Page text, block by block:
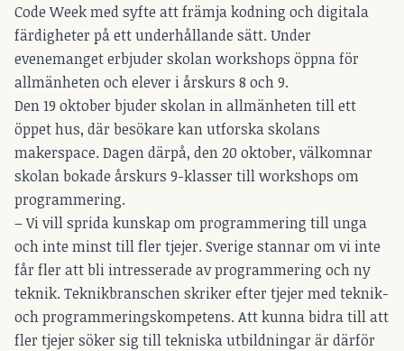
Code Week med syfte att främja kodning och digitala
färdigheter på ett underhållande sätt. Under
evenemanget erbjuder skolan workshops öppna för
allmänheten och elever i årskurs 8 och 9.
Den 19 oktober bjuder skolan in allmänheten till ett
öppet hus, där besökare kan utforska skolans
makerspace. Dagen därpå, den 20 oktober, välkomnar
skolan bokade årskurs 9-klasser till workshops om
programmering.
– Vi vill sprida kunskap om programmering till unga
och inte minst till fler tjejer. Sverige stannar om vi inte
får fler att bli intresserade av programmering och ny
teknik. Teknikbranschen skriker efter tjejer med teknik-
och programmeringskompetens. Att kunna bidra till att
fler tjejer söker sig till tekniska utbildningar är därför